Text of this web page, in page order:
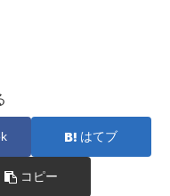
はてブ
コピー